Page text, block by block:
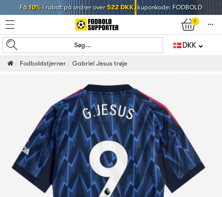
Få 10%i rabat på ordrer over522 DKK, kuponkode: FODBOLD
0
󰄒
Søg... DKK
Fodboldstjerner Gabriel Jesus trøje